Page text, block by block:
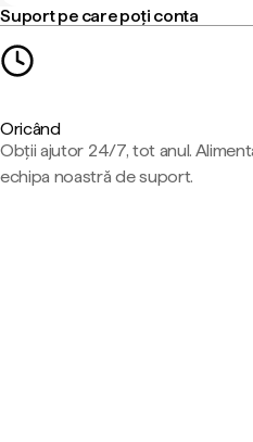
Suport pe care poți conta
Oricând
Obții ajutor 24/7, tot anul.
echipa noastră de suport.